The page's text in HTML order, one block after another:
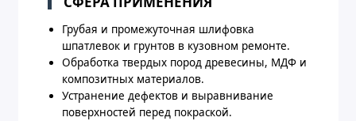
Грубая и промежуточная шлифовка
шпатлевок и грунтов в кузовном ремонте.
Обработка твердых пород древесины, МДФ и
композитных материалов.
Устранение дефектов и выравнивание
поверхностей перед покраской.